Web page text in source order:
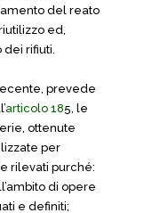
del reato
ed,
dei rifiuti.
prevede
articolo 185, le
ottenute
per
rilevati purché:
di opere
e definiti;